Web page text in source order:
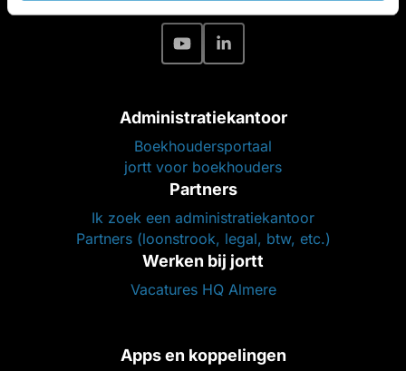
Administratiekantoor
Boekhoudersportaal
jortt voor boekhouders
Partners
Ik zoek een administratiekantoor
Partners (loonstrook, legal, btw, etc.)
Werken bij jortt
Vacatures HQ Almere
Apps en koppelingen